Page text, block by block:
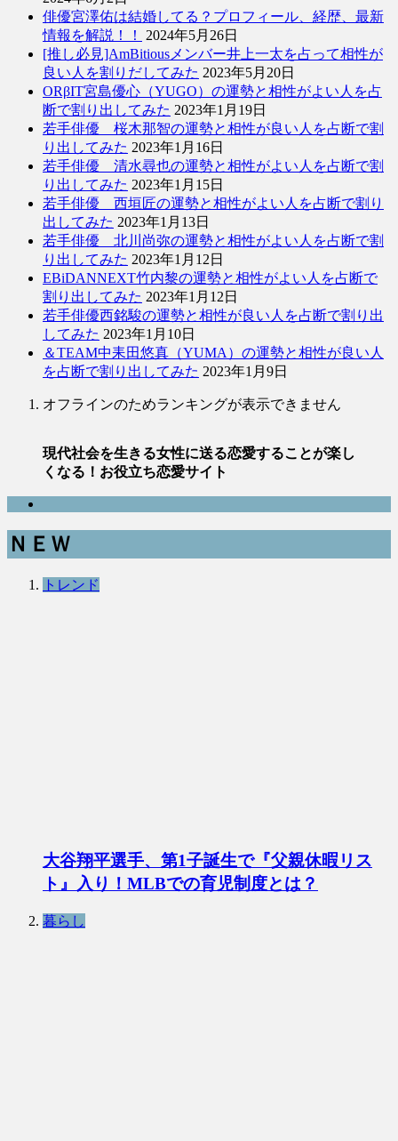
俳優宮澤佑は結婚してる？プロフィール、経歴、最新
情報を解説！！
2024年5月26日
[推し必見]AmBitiousメンバー井上一太を占って相性が
良い人を割りだしてみた 2023年5月20日
ORβIT宮島優心（YUGO）の運勢と相性がよい人を占
断で割り出してみた 2023年1月19日
若手俳優 桜木那智の運勢と相性が良い人を占断で割
り出してみた 2023年1月16日
若手俳優 清水尋也の運勢と相性がよい人を占断で割
り出してみた 2023年1月15日
若手俳優 西垣匠の運勢と相性がよい人を占断で割り
出してみた 2023年1月13日
若手俳優 北川尚弥の運勢と相性がよい人を占断で割
り出してみた 2023年1月12日
EBiDANNEXT竹内黎の運勢と相性がよい人を占断で
割り出してみた 2023年1月12日
若手俳優西銘駿の運勢と相性が良い人を占断で割り出
してみた 2023年1月10日
＆TEAM中耒田悠真（YUMA）の運勢と相性が良い人
を占断で割り出してみた 2023年1月9日
オフラインのためランキングが表示できません
現代社会を生きる女性に送る恋愛することが楽し
くなる！お役立ち恋愛サイト
ＮＥＷ
トレンド
大谷翔平選手、第1子誕生で『父親休暇リス
ト』入り！MLBでの育児制度とは？
暮らし